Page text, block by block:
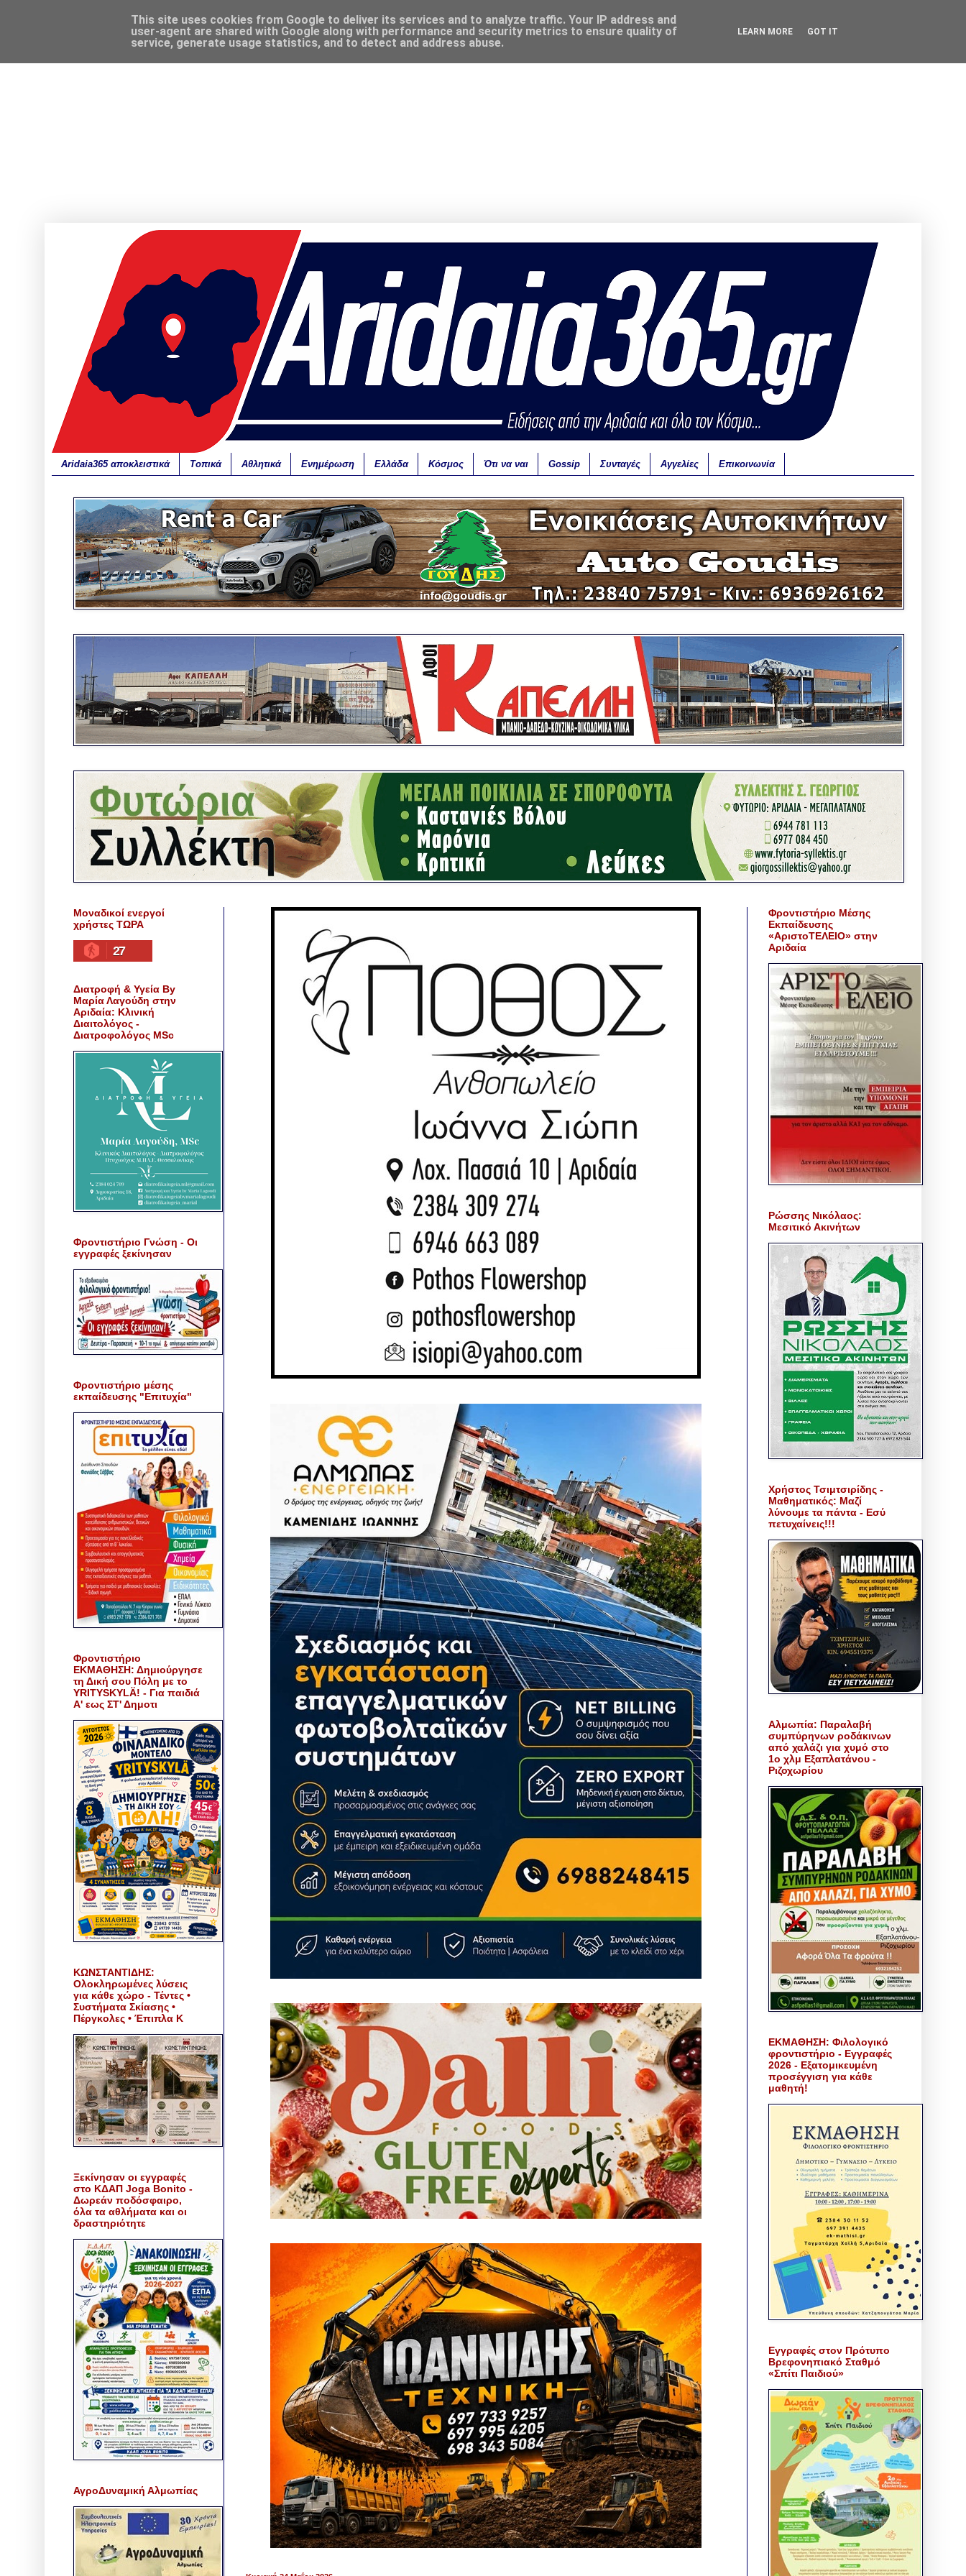
Aridaia365 αποκλειστικά Τοπικά Αθλητικά Ενημέρωση Ελλάδα Κόσμος Ότι να ναι Gossip Συνταγές Αγγελίες Επικοινωνία
Μοναδικοί ενεργοί
χρήστες ΤΩΡΑ
27
Διατροφή & Υγεία By
Μαρία Λαγούδη στην
Αριδαία: Κλινική
Διαιτολόγος -
Διατροφολόγος MSc
Φροντιστήριο Γνώση - Οι
εγγραφές ξεκίνησαν
Φροντιστήριο μέσης
εκπαίδευσης "Επιτυχία"
Φροντιστήριο
ΕΚΜΑΘΗΣΗ: Δημιούργησε
τη Δική σου Πόλη με το
YRITYSKYLÄ! - Για παιδιά
Α' εως ΣΤ' Δημοτι
ΚΩΝΣΤΑΝΤΙΔΗΣ:
Ολοκληρωμένες λύσεις
για κάθε χώρο - Τέντες •
Συστήματα Σκίασης •
Πέργκολες • Έπιπλα Κ
Ξεκίνησαν οι εγγραφές
στο ΚΔΑΠ Joga Bonito -
Δωρεάν ποδόσφαιρο,
όλα τα αθλήματα και οι
δραστηριότητε
ΑγροΔυναμική Αλμωπίας
Φροντιστήριο Μέσης
Εκπαίδευσης
«ΑριστοΤΕΛΕΙΟ» στην
Αριδαία
Ρώσσης Νικόλαος:
Μεσιτικό Ακινήτων
Χρήστος Τσιμτσιρίδης -
Μαθηματικός: Μαζί
λύνουμε τα πάντα - Εσύ
πετυχαίνεις!!!
Αλμωπία: Παραλαβή
συμπύρηνων ροδάκινων
από χαλάζι για χυμό στο
1ο χλμ Εξαπλατάνου -
Ριζοχωρίου
ΕΚΜΑΘΗΣΗ: Φιλολογικό
φροντιστήριο - Εγγραφές
2026 - Εξατομικευμένη
προσέγγιση για κάθε
μαθητή!
Εγγραφές στον Πρότυπο
Βρεφονηπιακό Σταθμό
«Σπίτι Παιδιού»
This site uses cookies from Google to deliver its services and to analyze traffic. Your IP address and
user-agent are shared with Google along with performance and security metrics to ensure quality of
service, generate usage statistics, and to detect and address abuse.
LEARN MORE GOT IT